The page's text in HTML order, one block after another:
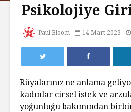
Psikolojiye
Paul Bloom 14 Mart 2023
Rüyalarınız ne anlama
kadınlar cinsel istek ve
yoğunluğu bakımından